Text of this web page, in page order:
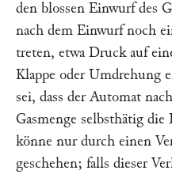
den blossen Einwurf des
nach dem Einwurf noch
treten, etwa Druck auf
Klappe oder Umdrehung
sei, dass der Automat
Gasmenge selbsthätig die
könne nur durch einen
geschehen; falls dieser